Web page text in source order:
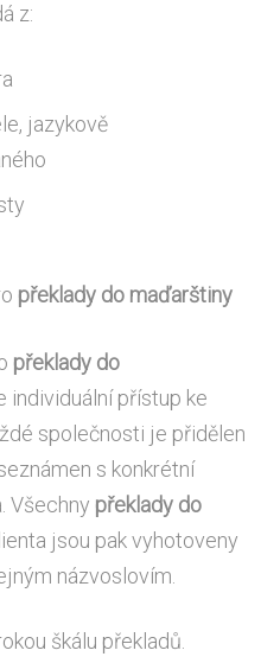
z:
jazykově
překlady do maďarštiny
překlady do
individuální přístup ke
společnosti je přidělen
s konkrétní
Všechny překlady do
jsou pak vyhotoveny
názvoslovím.
škálu překladů.